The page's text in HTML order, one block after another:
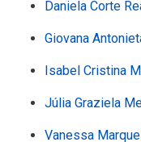
Daniela Corte
Giovana
Isabel Cristina
Júlia Graziela
Vanessa